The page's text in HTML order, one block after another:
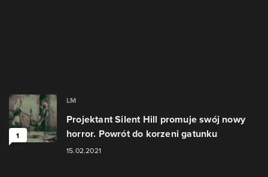
1
LM
Projektant Silent Hill promuje swój nowy
horror. Powrót do korzeni gatunku
15.02.2021